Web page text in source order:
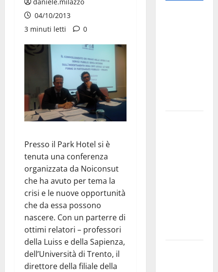
daniele.milazzo
04/10/2013
3 minuti letti
0
Presso il Park Hotel si è
tenuta una conferenza
organizzata da Noiconsut
che ha avuto per tema la
crisi e le nuove opportunità
che da essa possono
nascere. Con un parterre di
ottimi relatori – professori
della Luiss e della Sapienza,
dell’Università di Trento, il
direttore della filiale della